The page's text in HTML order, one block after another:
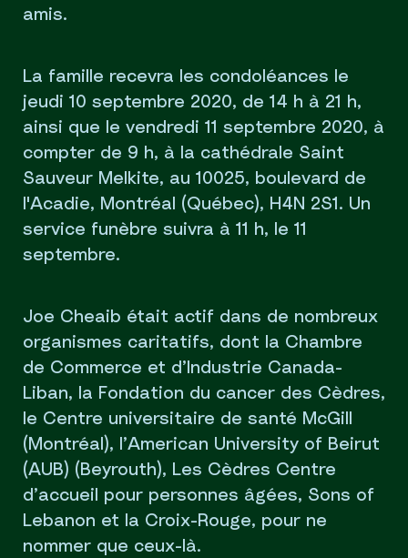
amis.
La famille recevra les condoléances le
jeudi 10 septembre 2020, de 14 h à 21 h,
ainsi que le vendredi 11 septembre 2020, à
compter de 9 h, à la cathédrale Saint
Sauveur Melkite, au 10025, boulevard de
l'Acadie, Montréal (Québec), H4N 2S1. Un
service funèbre suivra à 11 h, le 11
septembre.
Joe Cheaib était actif dans de nombreux
organismes caritatifs, dont la Chambre
de Commerce et d’Industrie Canada-
Liban, la Fondation du cancer des Cèdres,
le Centre universitaire de santé McGill
(Montréal), l’American University of Beirut
(AUB) (Beyrouth), Les Cèdres Centre
d’accueil pour personnes âgées, Sons of
Lebanon et la Croix-Rouge, pour ne
nommer que ceux-là.